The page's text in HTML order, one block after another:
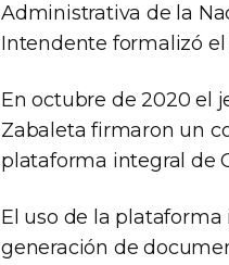
Administrativa de la
Intendente formalizó
En octubre de 2020 el
Zabaleta firmaron un
plataforma integral de
El uso de la
generación de